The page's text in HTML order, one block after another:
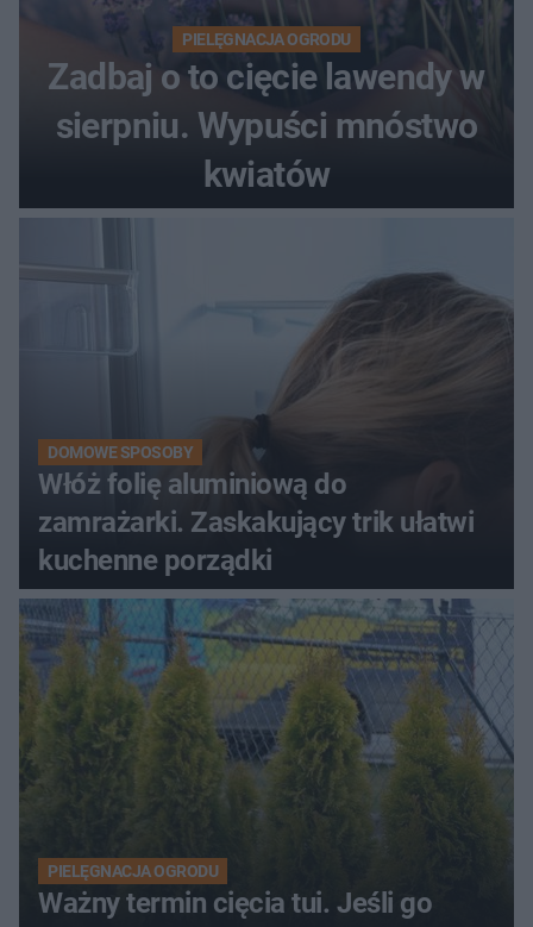
PIELĘGNACJA OGRODU
Zadbaj o to cięcie lawendy w
sierpniu. Wypuści mnóstwo
kwiatów
DOMOWE SPOSOBY
Włóż folię aluminiową do
zamrażarki. Zaskakujący trik ułatwi
kuchenne porządki
PIELĘGNACJA OGRODU
Ważny termin cięcia tui. Jeśli go